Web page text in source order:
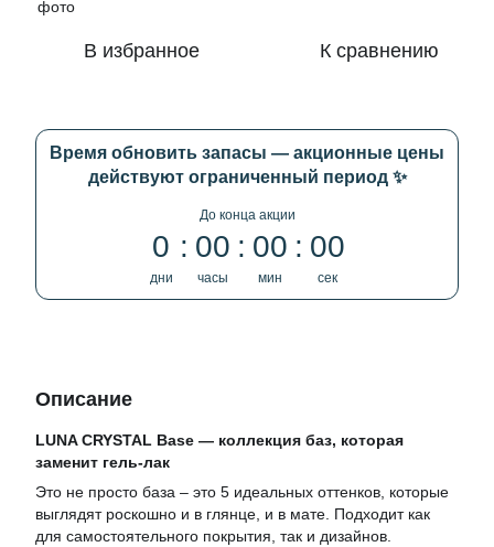
В избранное К сравнению
Время обновить запасы — акционные цены
действуют ограниченный период ✨
До конца акции
0
дни
00
часы
00
мин
00
сек
Описание
LUNA CRYSTAL Base — коллекция баз, которая
заменит гель-лак
Это не просто база – это 5 идеальных оттенков, которые
выглядят роскошно и в глянце, и в мате. Подходит как
для самостоятельного покрытия, так и дизайнов.